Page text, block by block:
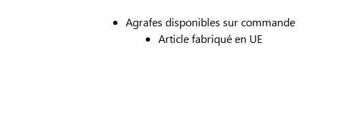
Agrafes disponibles sur commande
Article fabriqué en UE